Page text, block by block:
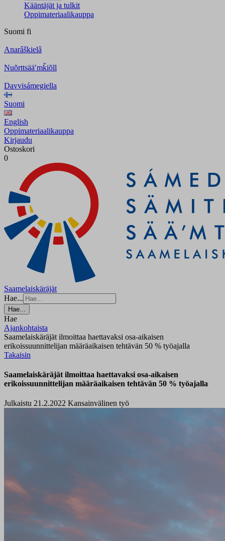
Kääntäjät ja tulkit
Oppimateriaalikauppa
Suomi fi
Anarâškielâ
Nuõrttsääʹmǩiõll
Davvisámegiella
Suomi
English
Oppimateriaalikauppa
Kirjaudu
Ostoskori
0
Saamelaiskäräjät
Hae...
Hae...
Hae
Ajankohtaista
Saamelaiskäräjät ilmoittaa haettavaksi osa-aikaisen
erikoissuunnittelijan määräaikaisen tehtävän 50 % työajalla
Takaisin
Saamelaiskäräjät ilmoittaa haettavaksi osa-aikaisen
erikoissuunnittelijan määräaikaisen tehtävän 50 % työajalla
Julkaistu 21.2.2022 Kansainvälinen työ